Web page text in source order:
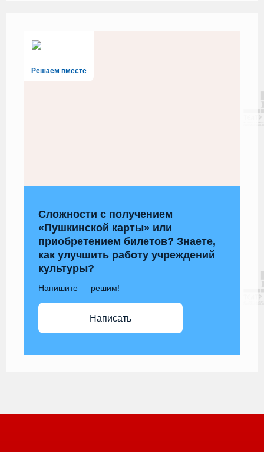
Решаем вместе
Сложности с получением
«Пушкинской карты» или
приобретением билетов? Знаете,
как улучшить работу учреждений
культуры?
Напишите — решим!
Написать